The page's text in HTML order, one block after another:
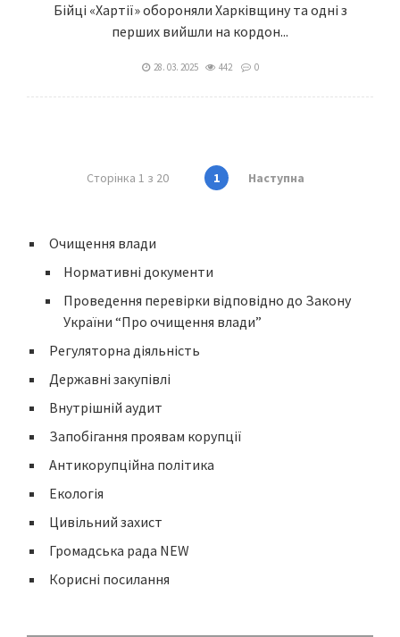
Бійці «Хартії» обороняли Харківщину та одні з
перших вийшли на кордон...
28. 03. 2025 442 0
Сторінка 1 з 20 1 Наступна
Очищення влади
Нормативні документи
Проведення перевірки відповідно до Закону
України “Про очищення влади”
Регуляторна діяльність
Державні закупівлі
Внутрішній аудит
Запобігання проявам корупції
Антикорупційна політика
Екологія
Цивільний захист
Громадська рада NEW
Корисні посилання